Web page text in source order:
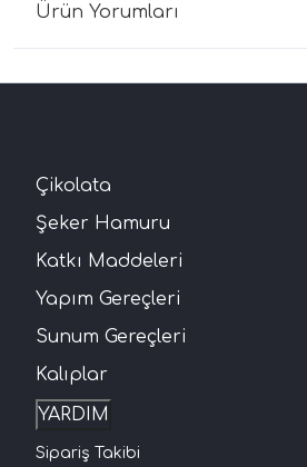
Ürün Yorumları
Çikolata
Şeker Hamuru
Katkı Maddeleri
Yapım Gereçleri
Sunum Gereçleri
Kalıplar
YARDIM
Sipariş Takibi